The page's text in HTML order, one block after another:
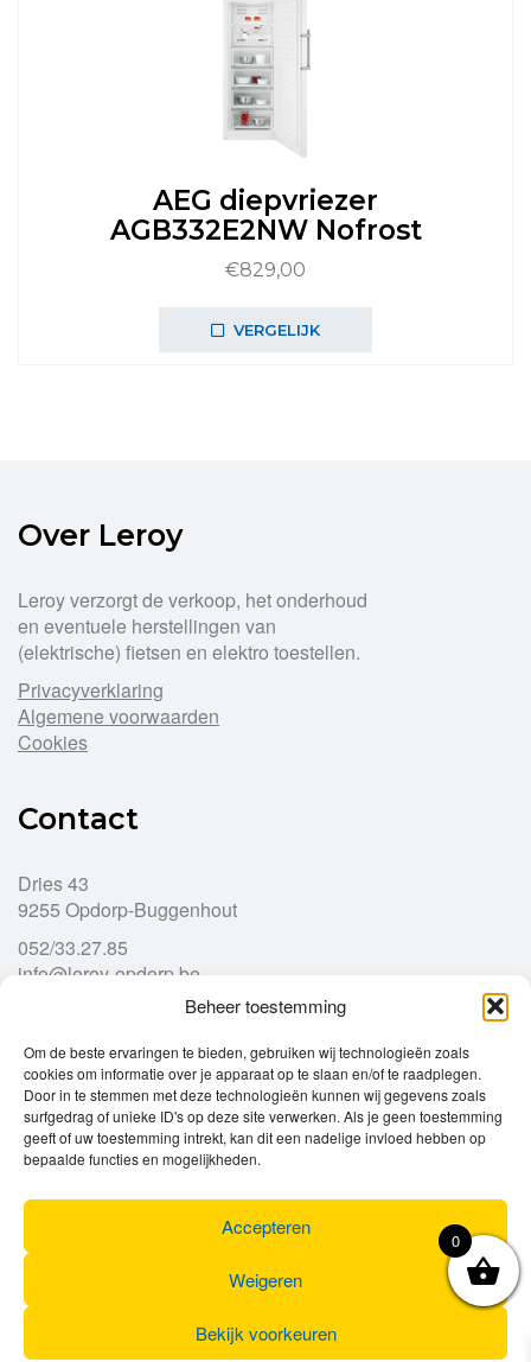
Beheer toestemming
Om de beste ervaringen te bieden, gebruiken wij technologieën zoals
cookies om informatie over je apparaat op te slaan en/of te raadplegen.
Door in te stemmen met deze technologieën kunnen wij gegevens zoals
surfgedrag of unieke ID's op deze site verwerken. Als je geen toestemming
geeft of uw toestemming intrekt, kan dit een nadelige invloed hebben op
bepaalde functies en mogelijkheden.
Accepteren
Weigeren
Bekijk voorkeuren
AEG diepvriezer
AGB332E2NW Nofrost
€829,00
VERGELIJK
Over Leroy
Leroy verzorgt de verkoop, het onderhoud
en eventuele herstellingen van
(elektrische) fietsen en elektro toestellen.
Privacyverklaring
Algemene voorwaarden
Cookies
Contact
Dries 43
9255 Opdorp-Buggenhout
052/33.27.85
info@leroy-opdorp.be
Openingsuren
Ma
gesloten
Di
9u – 12u
13u – 18u00
Wo
9u – 12u
13u – 18u00
Do
9u – 12u
13u – 18u00
13u – 18u00
Za
0